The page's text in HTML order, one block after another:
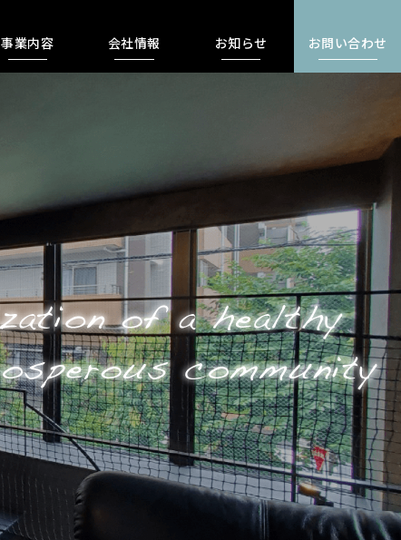
事業内容 会社情報 お知らせ お問い合わせ